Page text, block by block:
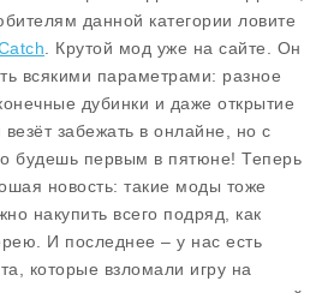
данной категории ловите
. Крутой мод уже на сайте. Он
всякими параметрами: разное
дубинки и даже открытие
забежать в онлайне, но с
будешь первым в пятюне! Теперь
новость: такие моды тоже
накупить всего подряд, как
И последнее – у нас есть
которые взломали игру на